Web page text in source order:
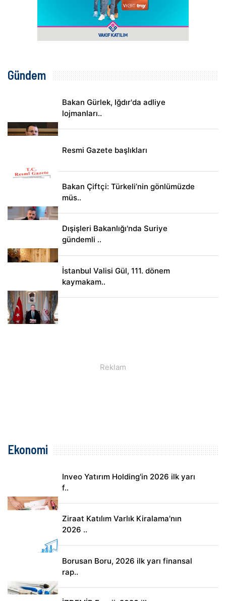
Gündem
Bakan Gürlek, Iğdır'da adliye
lojmanları..
Resmi Gazete başlıkları
Bakan Çiftçi: Türkeli’nin gönlümüzde
müs..
Dışişleri Bakanlığı'nda Suriye
gündemli ..
İstanbul Valisi Gül, 111. dönem
kaymakam..
Ekonomi
Inveo Yatırım Holding'in 2026 ilk yarı
f..
Ziraat Katılım Varlık Kiralama'nın
2026 ..
Borusan Boru, 2026 ilk yarı finansal
rap..